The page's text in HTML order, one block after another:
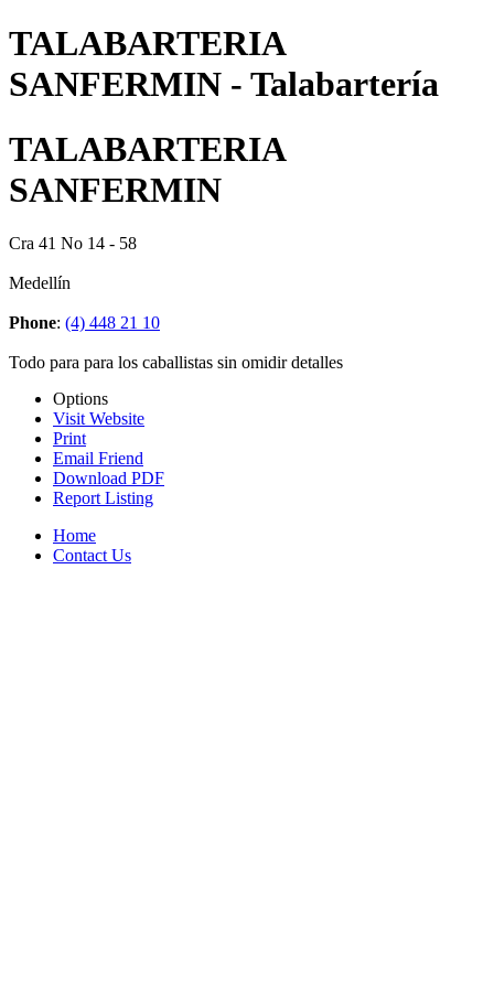
TALABARTERIA
SANFERMIN - Talabartería
TALABARTERIA
SANFERMIN
Cra 41 No 14 - 58
Medellín
Phone: (4) 448 21 10
Todo para para los caballistas sin omidir detalles
Options
Visit Website
Print
Email Friend
Download PDF
Report Listing
Home
Contact Us